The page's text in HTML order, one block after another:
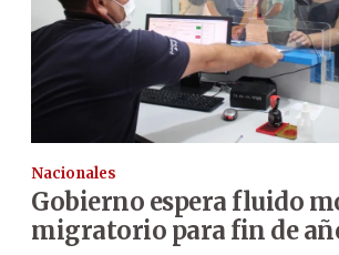
Nacionales
Gobierno espera fluido
migratorio para fin de